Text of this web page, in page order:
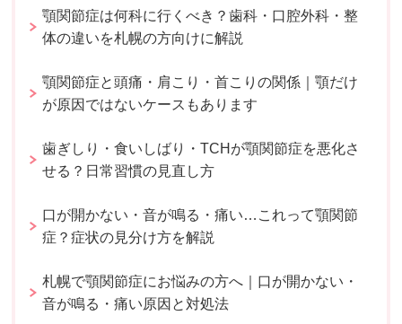
顎関節症は何科に行くべき？歯科・口腔外科・整
体の違いを札幌の方向けに解説
顎関節症と頭痛・肩こり・首こりの関係｜顎だけ
が原因ではないケースもあります
歯ぎしり・食いしばり・TCHが顎関節症を悪化さ
せる？日常習慣の見直し方
口が開かない・音が鳴る・痛い…これって顎関節
症？症状の見分け方を解説
札幌で顎関節症にお悩みの方へ｜口が開かない・
音が鳴る・痛い原因と対処法